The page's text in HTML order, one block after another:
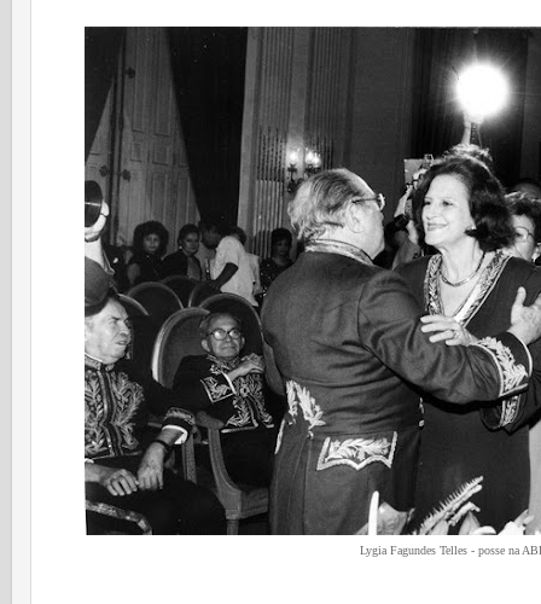
Lygia Fagundes Telles - posse na